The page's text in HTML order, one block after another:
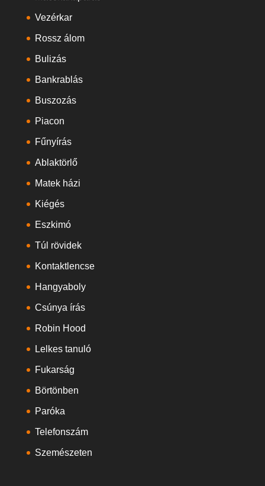
Vezérkar
Rossz álom
Bulizás
Bankrablás
Buszozás
Piacon
Fűnyírás
Ablaktörlő
Matek házi
Kiégés
Eszkimó
Túl rövidek
Kontaktlencse
Hangyaboly
Csúnya írás
Robin Hood
Lelkes tanuló
Fukarság
Börtönben
Paróka
Telefonszám
Szemészeten